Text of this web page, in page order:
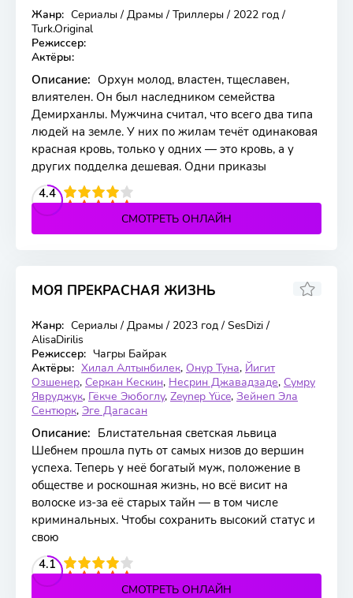
557 серия
Жанр: Сериалы / Драмы / Триллеры / 2022 год /
Turk.Original
Режиссер:
Актёры:
Описание: Орхун молод, властен, тщеславен,
влиятелен. Он был наследником семейства
Демирханлы. Мужчина считал, что всего два типа
людей на земле. У них по жилам течёт одинаковая
красная кровь, только у одних — это кровь, а у
других подделка дешевая. Одни приказы
4.4
4 5
СМОТРЕТЬ ОНЛАЙН
МОЯ ПРЕКРАСНАЯ ЖИЗНЬ
30 серия
8.306 5.6
Жанр: Сериалы / Драмы / 2023 год / SesDizi /
AlisaDirilis
Режиссер: Чагры Байрак
Актёры: Хилал Алтынбилек, Онур Туна, Йигит
Озшенер, Серкан Кескин, Несрин Джавадзаде, Сумру
Явруджук, Гёкче Эюбоглу, Zeynep Yüce, Зейнеп Эла
Сентюрк, Эге Дагасан
Описание: Блистательная светская львица
Шебнем прошла путь от самых низов до вершин
успеха. Теперь у неё богатый муж, положение в
обществе и роскошная жизнь, но всё висит на
волоске из-за её старых тайн — в том числе
криминальных. Чтобы сохранить высокий статус и
свою
4.1
4 5
СМОТРЕТЬ ОНЛАЙН